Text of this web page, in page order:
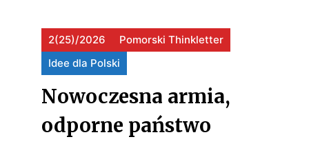
2(25)/2026
Pomorski Thinkletter
Idee dla Polski
Nowoczesna armia,
odporne państwo